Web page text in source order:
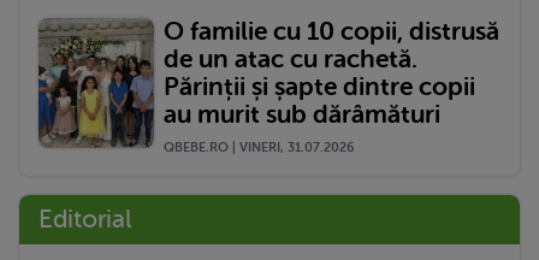
O familie cu 10 copii, distrusă
de un atac cu rachetă.
Părinții și șapte dintre copii
au murit sub dărâmături
QBEBE.RO | VINERI, 31.07.2026
Editorial